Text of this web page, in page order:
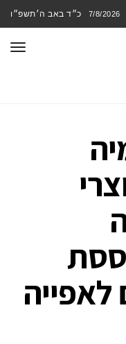
7/8/2026 כ״ד באב ה׳תשפ״ו
לאפייה